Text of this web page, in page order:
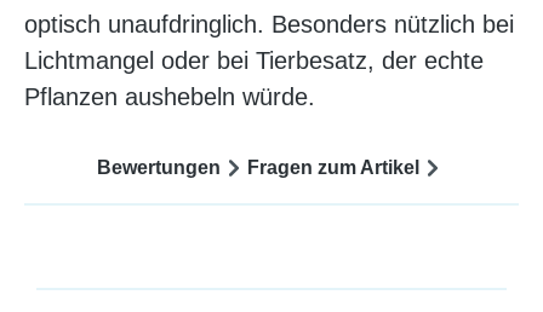
optisch unaufdringlich. Besonders nützlich bei
Lichtmangel oder bei Tierbesatz, der echte
Pflanzen aushebeln würde.
Bewertungen Fragen zum Artikel